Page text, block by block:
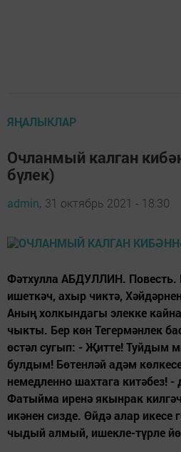
ЯҢАЛЫКЛАР
Очланмый калган
бүлек)
admin, 31 октябрь 2021 - 18:30
Фәтхулла АБДУЛЛИН. Повесть.
ишеткәч, ахыр чиктә,
Аның холкындагы элекке
чыкты. Бер көн Тегермәнлек
өстәл сугып: - Җитте! Туйдым
булдым! Бөтенләй адәм
немедленно шахтага китәбез!
Фатыйма иренә якынрак
икәнен сизде. Өйдә алар икесе
чыдый алмый, ишекле-түрле